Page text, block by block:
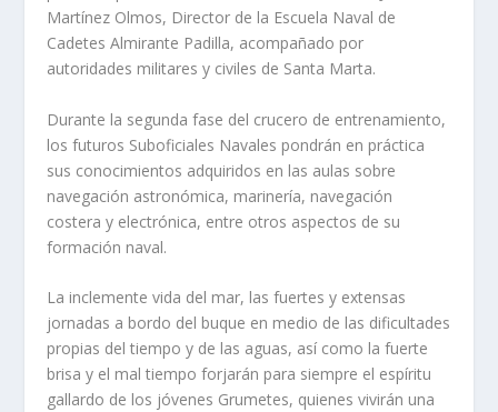
Martínez Olmos, Director de la Escuela Naval de
Cadetes Almirante Padilla, acompañado por
autoridades militares y civiles de Santa Marta.
Durante la segunda fase del crucero de entrenamiento,
los futuros Suboficiales Navales pondrán en práctica
sus conocimientos adquiridos en las aulas sobre
navegación astronómica, marinería, navegación
costera y electrónica, entre otros aspectos de su
formación naval.
La inclemente vida del mar, las fuertes y extensas
jornadas a bordo del buque en medio de las dificultades
propias del tiempo y de las aguas, así como la fuerte
brisa y el mal tiempo forjarán para siempre el espíritu
gallardo de los jóvenes Grumetes, quienes vivirán una